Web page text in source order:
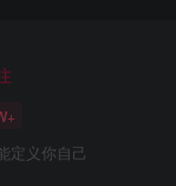
定义你自己